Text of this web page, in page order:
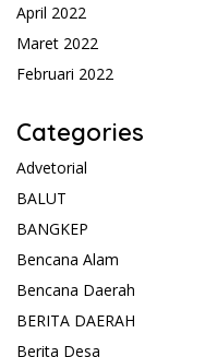
April 2022
Maret 2022
Februari 2022
Categories
Advetorial
BALUT
BANGKEP
Bencana Alam
Bencana Daerah
BERITA DAERAH
Berita Desa